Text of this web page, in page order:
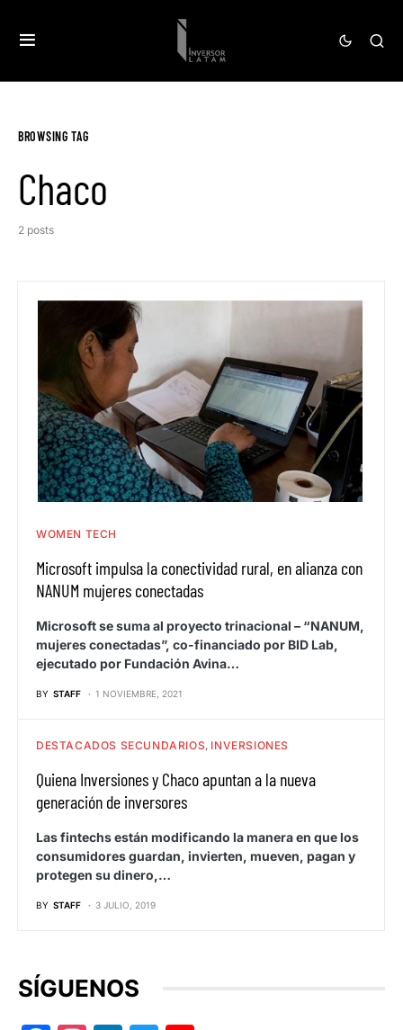
BROWSING TAG
Chaco
2 posts
WOMEN TECH
Microsoft impulsa la conectividad rural, en alianza con
NANUM mujeres conectadas
Microsoft se suma al proyecto trinacional – “NANUM,
mujeres conectadas”, co-financiado por BID Lab,
ejecutado por Fundación Avina…
BY STAFF 1 NOVIEMBRE, 2021
DESTACADOS SECUNDARIOS INVERSIONES
Quiena Inversiones y Chaco apuntan a la nueva
generación de inversores
Las fintechs están modificando la manera en que los
consumidores guardan, invierten, mueven, pagan y
protegen su dinero,…
BY STAFF 3 JULIO, 2019
SÍGUENOS